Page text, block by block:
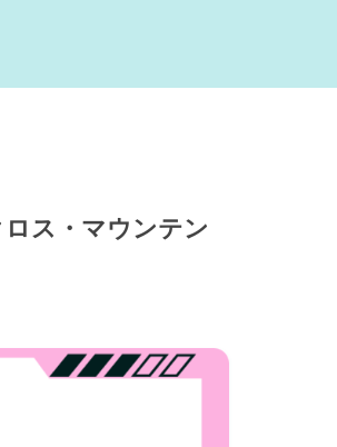
ス・マウンテン